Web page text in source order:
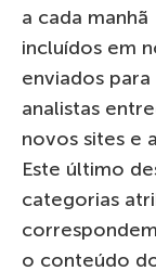
a cada
incluídos em
enviados para
analistas
novos sites e
Este último
categorias
o conteúdo